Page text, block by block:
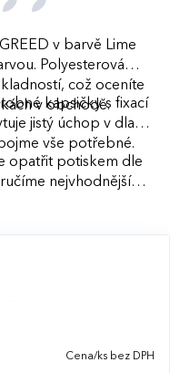
v barvě Lime
Polyesterová
což oceníte
v obchodě.
kapsičky s fixací
jistý úchop v dlani
vše potřebné.
opatřit potiskem dle
nejvhodnější
i váš rozpočet.
Cena/ks bez DPH